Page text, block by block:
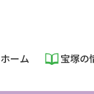
ホーム 宝塚の